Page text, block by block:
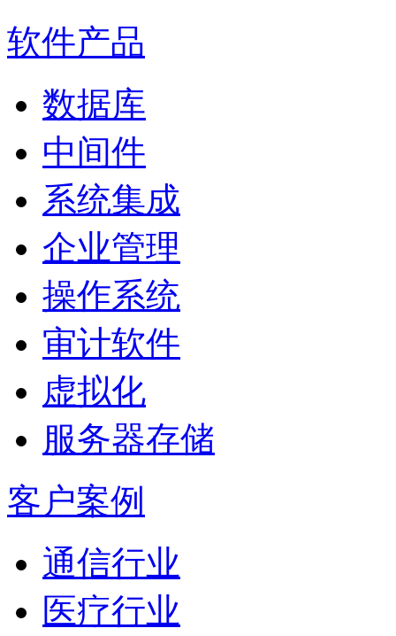
软件产品
数据库
中间件
系统集成
企业管理
操作系统
审计软件
虚拟化
服务器存储
客户案例
通信行业
医疗行业